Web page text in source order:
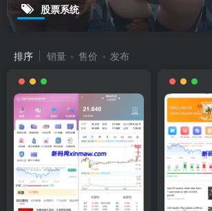
股票系统
排序 销量 售价 发布